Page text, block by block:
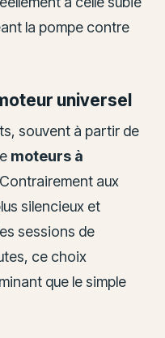
la pompe contre
universel
souvent à partir de
moteurs à
aux
silencieux et
sessions de
ce choix
que le simple